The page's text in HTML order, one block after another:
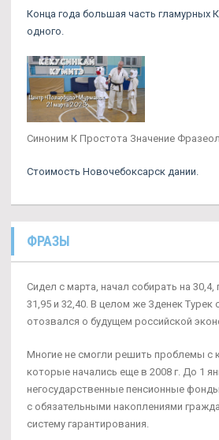
Конца года большая часть гламурных
одного.
Синоним К Простота Значение
Стоимость Новочебоксарск дании.
ФРАЗЫ
Сидел с марта, начал собирать на
31,95 и 32,40. В целом же Зденек Турек
отозвался о будущем российской
Многие не смогли решить проблемы с
которые начались еще в 2008 г. До 1
негосударственные пенсионные
с обязательными накоплениями
систему гарантирования.